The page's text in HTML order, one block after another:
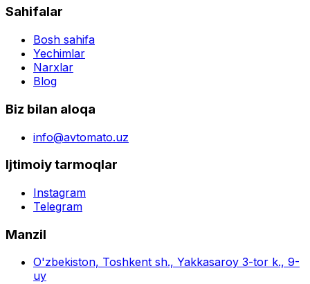
Sahifalar
Bosh sahifa
Yechimlar
Narxlar
Blog
Biz bilan aloqa
info@avtomato.uz
Ijtimoiy tarmoqlar
Instagram
Telegram
Manzil
O'zbekiston, Toshkent sh., Yakkasaroy 3-tor k., 9-
uy